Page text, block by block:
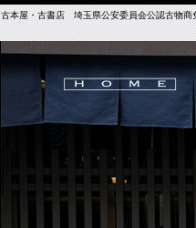
古本屋・古書店 埼玉県公安委員会公認古物商